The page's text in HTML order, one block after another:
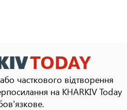
часткового відтворення
на KHARKIV Today